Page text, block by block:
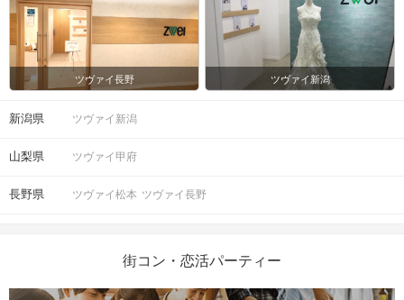
ツヴァイ長野 ツヴァイ新潟
新潟県 ツヴァイ新潟
山梨県 ツヴァイ甲府
長野県 ツヴァイ松本 ツヴァイ長野
街コン・恋活パーティー